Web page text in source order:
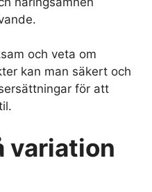
och veta om
kan man säkert och
för att
variation